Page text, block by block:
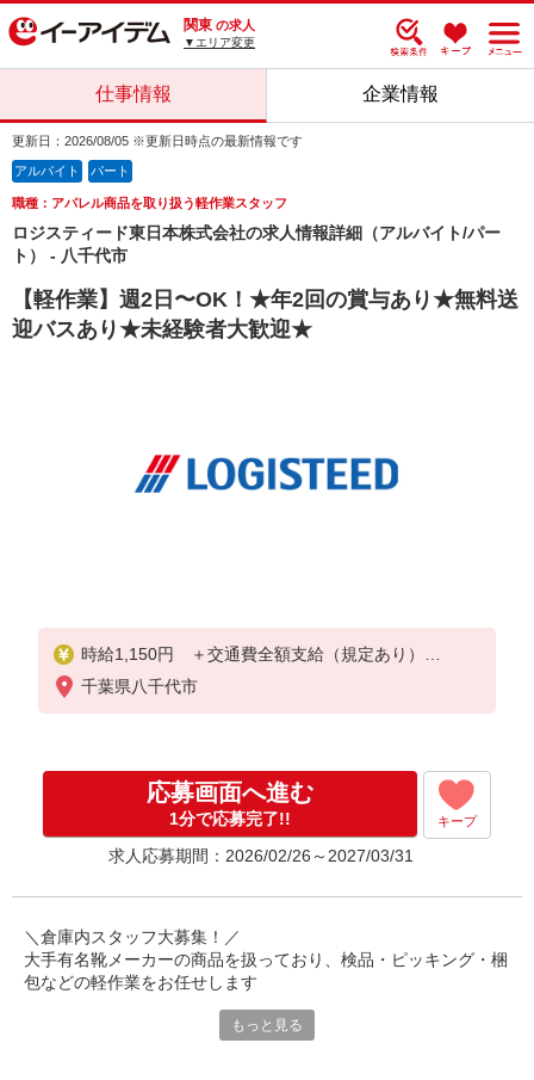
関東 の求人
▼エリア変更
仕事情報 企業情報
更新日：2026/08/05 ※更新日時点の最新情報です
アルバイト パート
職種：アパレル商品を取り扱う軽作業スタッフ
ロジスティード東日本株式会社の求人情報詳細（アルバイト/パー
ト） - 八千代市
【軽作業】週2日〜OK！★年2回の賞与あり★無料送
迎バスあり★未経験者大歓迎★
時給1,150円 ＋交通費全額支給（規定あり）
【月収例】
※8時間勤務/日・時間外10時間で算出
千葉県八千代市
応募画面へ進む
1分で応募完了!! キープ
求人応募期間：2026/02/26～2027/03/31
＼倉庫内スタッフ大募集！／
大手有名靴メーカーの商品を扱っており、検品・ピッキング・梱
包などの軽作業をお任せします
＼この求人のここが推し！／もっと見る